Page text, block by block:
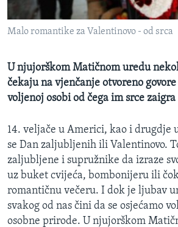
MAGAZIN
O GLASU AMERIKE
Learning English
PRATITE NAS
Jezici
Malo romantike za Valentinovo - od srca
U njujorškom Matičnom uredu
čekaju na vjenčanje otvoreno
voljenoj osobi od čega im srce zaigra
14. veljače u Americi, kao i drugdje
se Dan zaljubljenih ili Valentinovo.
zaljubljene i supružnike da izraze
uz buket cvijeća, bombonijeru ili
romantičnu večeru. I dok je ljubav
svakog od nas čini da se osjećamo
osobne prirode. U njujorškom